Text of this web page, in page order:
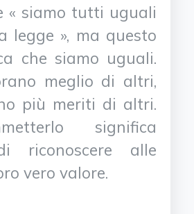
« siamo tutti uguali
legge », ma questo
che siamo uguali.
meglio di altri,
più meriti di altri.
significa
riconoscere alle
vero valore.